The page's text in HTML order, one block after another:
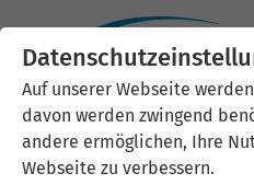
Auf unserer Webseite
davon werden zwingend
andere ermöglichen, Ihre
Webseite zu verbessern.
Externen
Wir
Website externe